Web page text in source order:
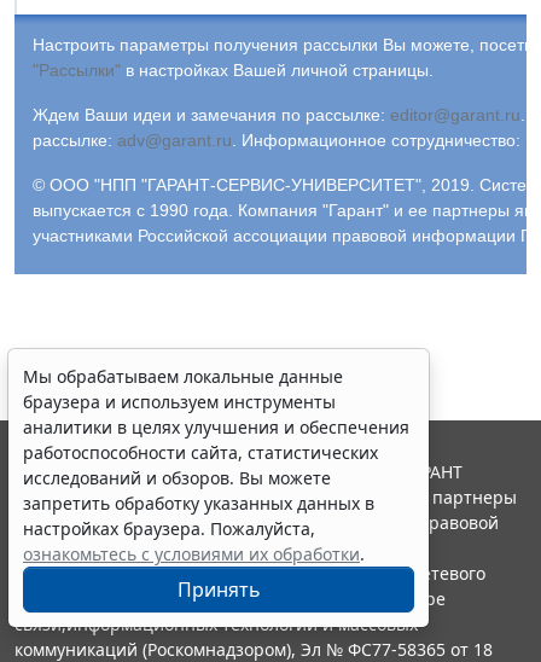
Настроить параметры получения рассылки Вы можете,
"Рассылки" в настройках Вашей личной страницы.
Ждем Ваши идеи и замечания по рассылке: editor@garant.ru
рассылке: adv@garant.ru Информационное сотрудничество:
© ООО "НПП "ГАРАНТ-СЕРВИС-УНИВЕРСИТЕТ", 2019.
выпускается с 1990 года. Компания "Гарант" и ее партнеры
участниками Российской ассоциации правовой информации
Мы обрабатываем локальные данные
браузера и используем инструменты
аналитики в целях улучшения и обеспечения
работоспособности сайта, статистических
исследований и обзоров. Вы можете
запретить обработку указанных данных в
настройках браузера. Пожалуйста,
ознакомьтесь с условиями их обработки.
Принять
© ООО "НПП "ГАРАНТ-СЕРВИС", 2026. Система ГАРАНТ
выпускается с 1990 года. Компания "Гарант" и ее партнеры
являются участниками Российской ассоциации правовой
информации ГАРАНТ.
Портал ГАРАНТ.РУ зарегистрирован в качестве сетевого
издания Федеральной службой по надзору в сфере
связи,информационных технологий и массовых
коммуникаций (Роскомнадзором), Эл № ФС77-58365 от 18